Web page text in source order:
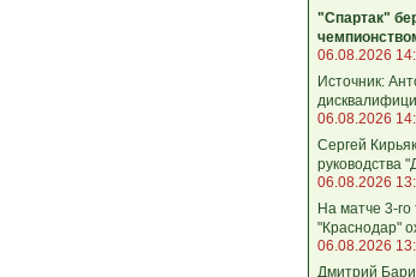
"Спартак"
06.08.2026
Источник:
06.08.2026
Сергей
руководства
06.08.2026
На матче 3-
"Краснодар"
06.08.2026
Дмитрий